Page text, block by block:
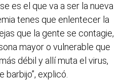
es el que va a ser la nueva
tenes que enlentecer la
que la gente se contagie,
mayor o vulnerable que
débil y allí muta el virus,
explicó.